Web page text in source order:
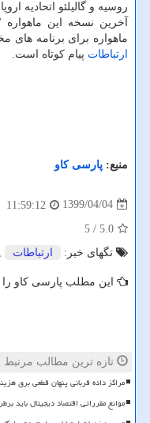
روسیه و گالیلئو اتحادیه
ماهواره برای برنامه های
ارتباطات پیام کوتاه است.
منبع: پارسی كاو
1399/04/04
11:59:12
5.0
/ 5
تگهای خبر:
ارتباطات ,
این مطلب پارسی کاو را
تازه ترین مطالب مرتبط
مراکز داده قربانی پنهان قطعی برق
موانع مقرراتی اقتصاد دیجیتال باید